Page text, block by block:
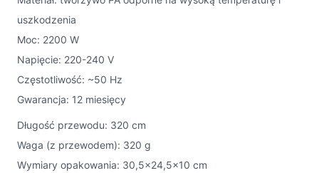
uszkodzenia
Moc: 2200 W
Napięcie: 220-240 V
Częstotliwość: ~50 Hz
Gwarancja: 12 miesięcy
Długość przewodu: 320 cm
Waga (z przewodem): 320 g
Wymiary opakowania: 30,5×24,5×10 cm